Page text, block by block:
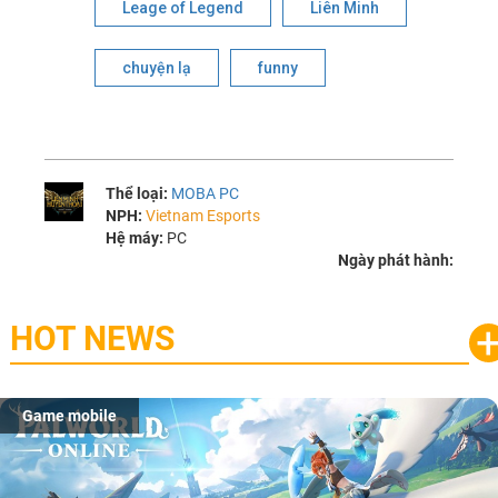
Leage of Legend Liên Minh
chuyện lạ funny
Thể loại: MOBA PC
NPH:Vietnam Esports
Hệ máy: PC
Ngày phát hành:
HOT NEWS
Game mobile